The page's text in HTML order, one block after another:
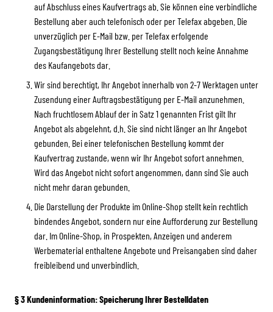
auf Abschluss eines Kaufvertrags ab. Sie können eine verbindliche
Bestellung aber auch telefonisch oder per Telefax abgeben. Die
unverzüglich per E-Mail bzw. per Telefax erfolgende
Zugangsbestätigung Ihrer Bestellung stellt noch keine Annahme
des Kaufangebots dar.
Wir sind berechtigt, Ihr Angebot innerhalb von 2-7 Werktagen unter
Zusendung einer Auftragsbestätigung per E-Mail anzunehmen.
Nach fruchtlosem Ablauf der in Satz 1 genannten Frist gilt Ihr
Angebot als abgelehnt, d.h. Sie sind nicht länger an Ihr Angebot
gebunden. Bei einer telefonischen Bestellung kommt der
Kaufvertrag zustande, wenn wir Ihr Angebot sofort annehmen.
Wird das Angebot nicht sofort angenommen, dann sind Sie auch
nicht mehr daran gebunden.
Die Darstellung der Produkte im Online-Shop stellt kein rechtlich
bindendes Angebot, sondern nur eine Aufforderung zur Bestellung
dar. Im Online-Shop, in Prospekten, Anzeigen und anderem
Werbematerial enthaltene Angebote und Preisangaben sind daher
freibleibend und unverbindlich.
§ 3 Kundeninformation: Speicherung Ihrer Bestelldaten